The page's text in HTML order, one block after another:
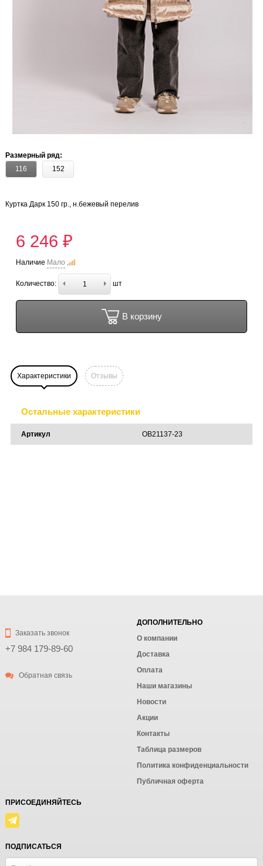
Размерный ряд:
116
152
Куртка Дарк 150 гр., н.бежевый перелив
6 246 ₽
Наличие Мало
Количество: шт
В корзину
Характеристики Отзывы
Остальные характеристики
Артикул OB21137-23
Заказать звонок
+7 984 179-89-60
Обратная связь
ДОПОЛНИТЕЛЬНО
О компании
Доставка
Оплата
Наши магазины
Новости
Акции
Контакты
Таблица размеров
Политика конфиденциальности
Публичная оферта
ПРИСОЕДИНЯЙТЕСЬ
ПОДПИСАТЬСЯ